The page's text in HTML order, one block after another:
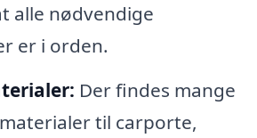
alle nødvendige
er i orden.
Der findes mange
til carporte,